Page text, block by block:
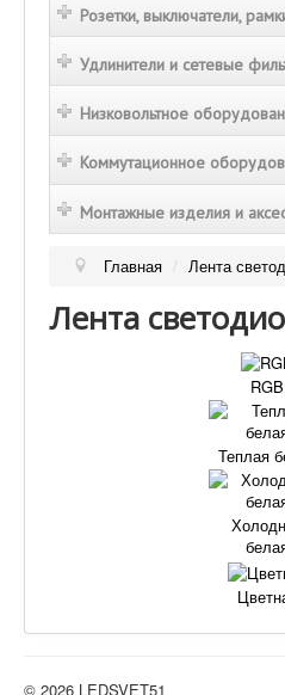
Розетки, выключатели,
Удлинители и сетевые
Низковольтное
Коммутационное
Монтажные изделия и
Главная / Лента
Лента
RGB
Теплая
© 2026 LEDSVET51